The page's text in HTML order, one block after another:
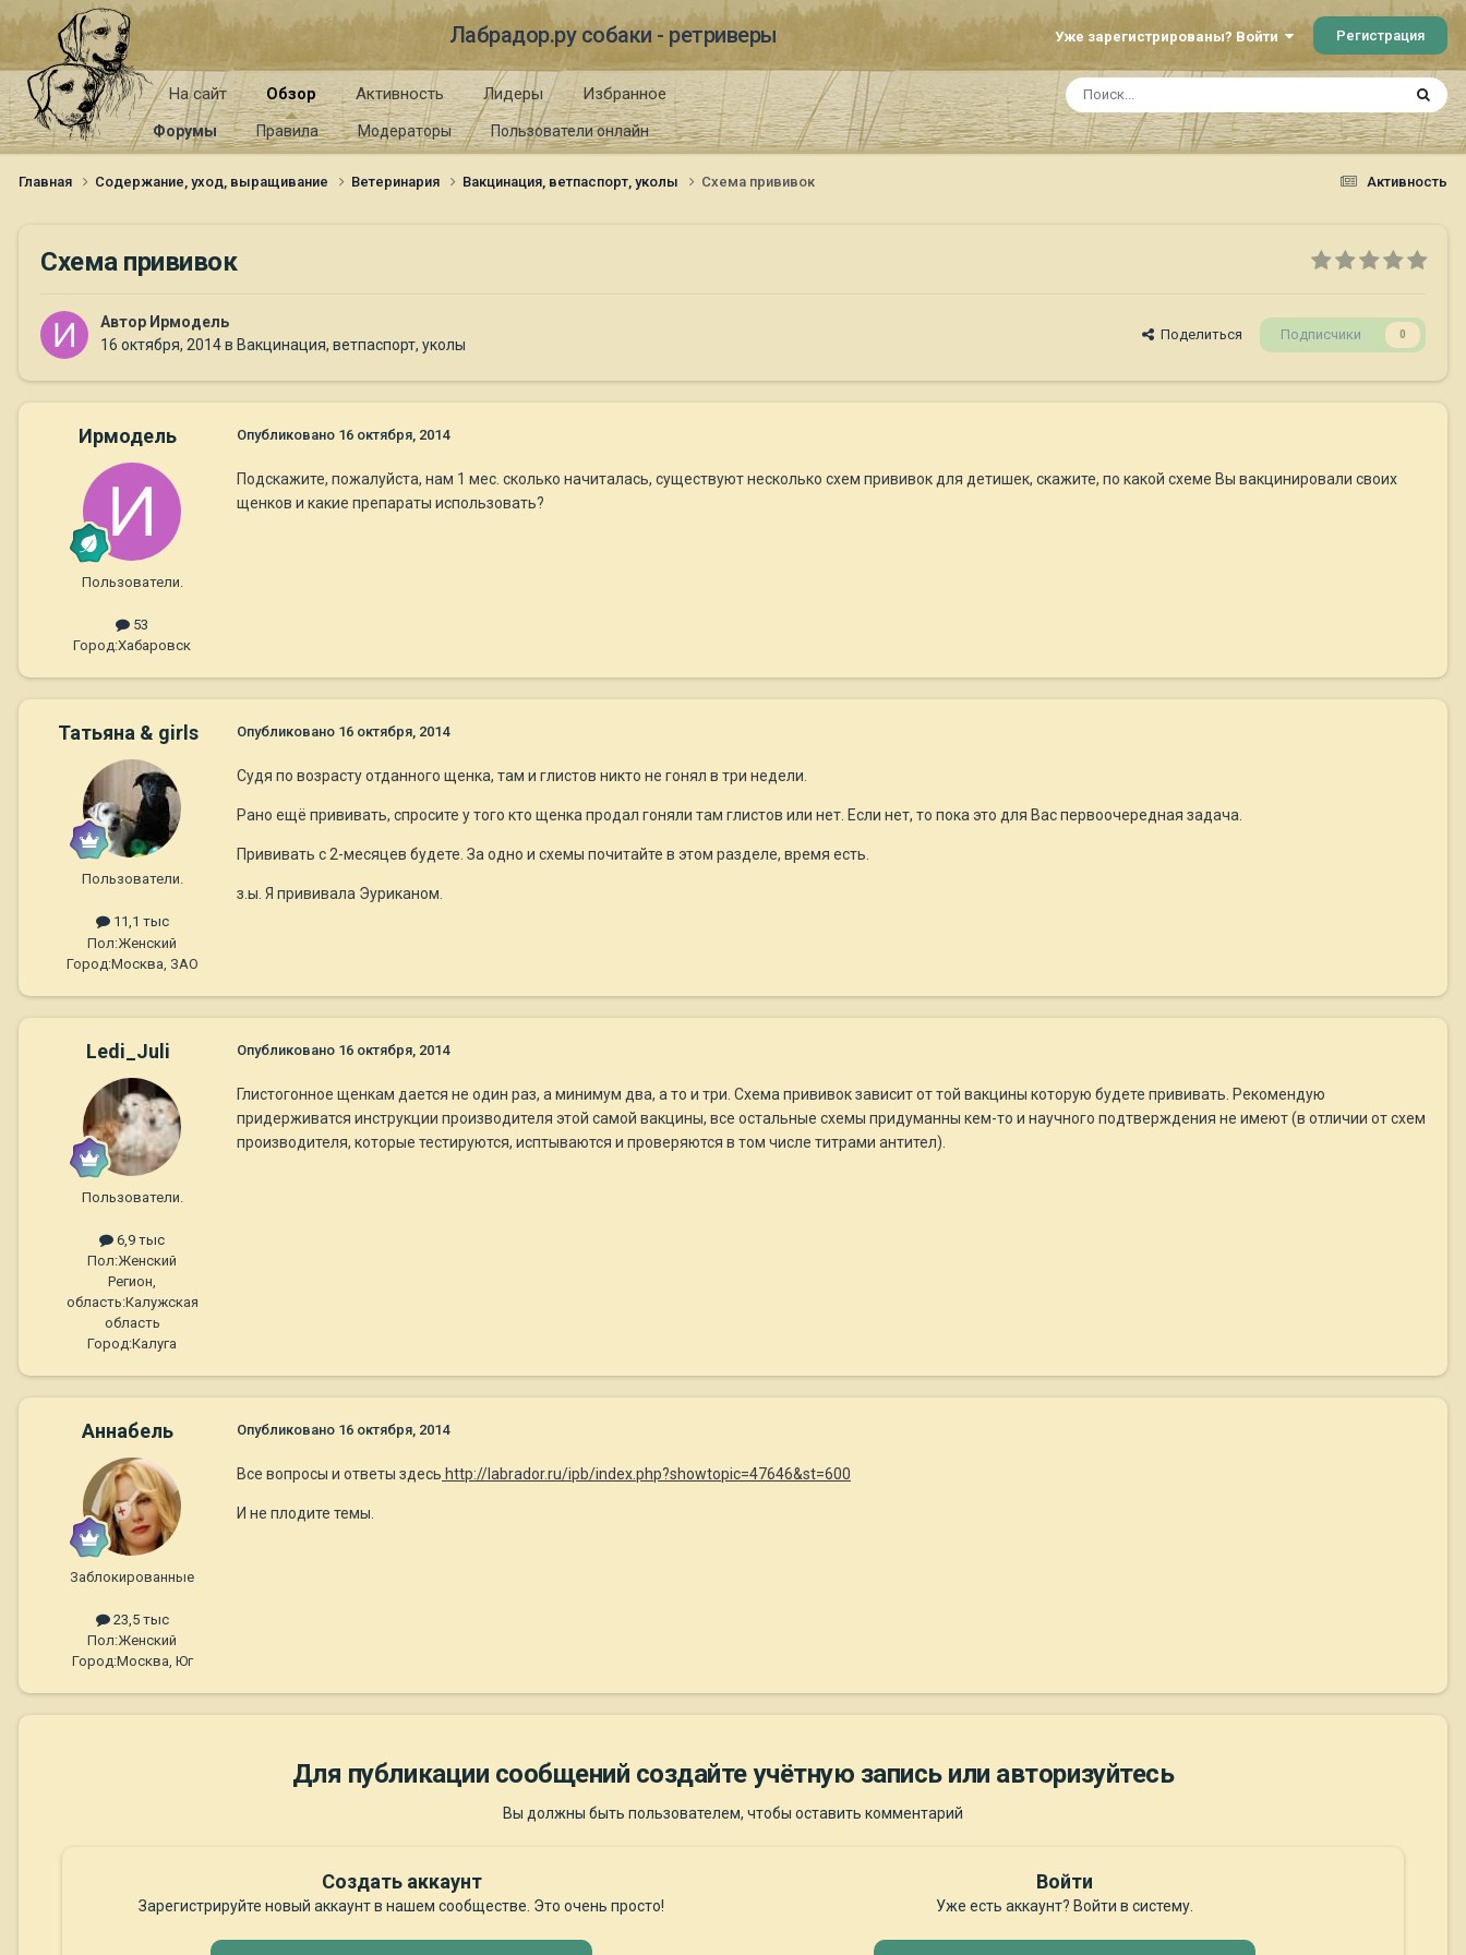
Лабрадор.ру собаки - ретриверы Уже зарегистрированы? Войти Регистрация
На сайт Обзор
Форумы Правила Модераторы Пользователи онлайн
Активность Лидеры Избранное
Активность
Главная Содержание, уход, выращивание Ветеринария Вакцинация, ветпаспорт, уколы Схема прививок
Схема прививок
Автор Ирмодель
16 октября, 2014в Вакцинация, ветпаспорт, уколы
Поделиться Подписчики 0
Ирмодель
Пользователи.
53
Город:Хабаровск
Опубликовано 16 октября, 2014
Подскажите, пожалуйста, нам 1 мес. сколько начиталась, существуют несколько схем прививок для детишек, скажите, по какой схеме Вы вакцинировали своих
щенков и какие препараты использовать?
Татьяна & girls
Пользователи.
11,1 тыс
Пол:Женский
Город:Москва, ЗАО
Опубликовано 16 октября, 2014
Судя по возрасту отданного щенка, там и глистов никто не гонял в три недели.
Рано ещё прививать, спросите у того кто щенка продал гоняли там глистов или нет. Если нет, то пока это для Вас первоочередная задача.
Прививать с 2-месяцев будете. За одно и схемы почитайте в этом разделе, время есть.
з.ы. Я прививала Эуриканом.
Ledi_Juli
Пользователи.
6,9 тыс
Пол:Женский
Регион,
область:Калужская
область
Город:Калуга
Опубликовано 16 октября, 2014
Глистогонное щенкам дается не один раз, а минимум два, а то и три. Схема прививок зависит от той вакцины которую будете прививать. Рекомендую
придерживатся инструкции производителя этой самой вакцины, все остальные схемы придуманны кем-то и научного подтверждения не имеют (в отличии от схем
производителя, которые тестируются, исптываются и проверяются в том числе титрами антител).
Aннaбель
Заблокированные
23,5 тыс
Пол:Женский
Город:Москва, Юг
Опубликовано 16 октября, 2014
Все вопросы и ответы здесь http://labrador.ru/ipb/index.php?showtopic=47646&st=600
И не плодите темы.
Для публикации сообщений создайте учётную запись или авторизуйтесь
Вы должны быть пользователем, чтобы оставить комментарий
Создать аккаунт
Зарегистрируйте новый аккаунт в нашем сообществе. Это очень просто!
Войти
Уже есть аккаунт? Войти в систему.